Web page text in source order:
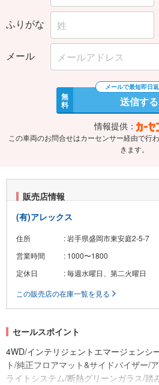
ふりがな
メール
無
料 送信する
情報提供：
この車両のお問合せはカーセンサー経由で行
きます。
販売店情報
(有)アレックス
住所
: 岩手県盛岡市東安庭2-5-7
営業時間
: 1000〜1800
定休日
: 毎週水曜日、第二火曜日
この販売店の在庫一覧を見る
セールスポイント
4WD/インテリジェントエマージェンシ
ト/純正フロアマット&サイドバイザー/
ライトシステム/断熱グリーンガラス/踏